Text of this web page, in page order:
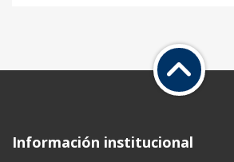
Información institucional